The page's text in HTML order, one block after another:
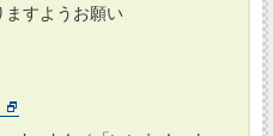
すようお願い